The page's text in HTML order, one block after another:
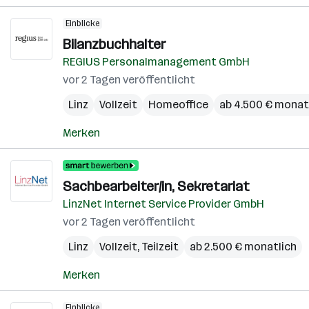
Einblicke
Bilanzbuchhalter
REGIUS Personalmanagement GmbH
vor 2 Tagen veröffentlicht
Linz
Vollzeit Homeoffice ab 4.500 €
Merken
Sachbearbeiter/in, Sekretariat
LinzNet Internet Service Provider GmbH
vor 2 Tagen veröffentlicht
Linz
Vollzeit, Teilzeit ab 2.500 € monatlich
Merken